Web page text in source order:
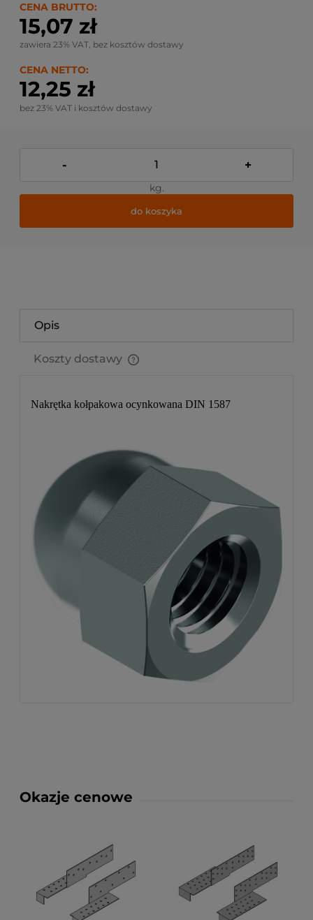
CENA BRUTTO:
15,07 zł
zawiera 23% VAT, bez kosztów dostawy
CENA NETTO:
12,25 zł
bez 23% VAT i kosztów dostawy
- +
kg.
do koszyka
Opis
Koszty dostawy
Nakrętka kołpakowa ocynkowana DIN 1587
Okazje cenowe